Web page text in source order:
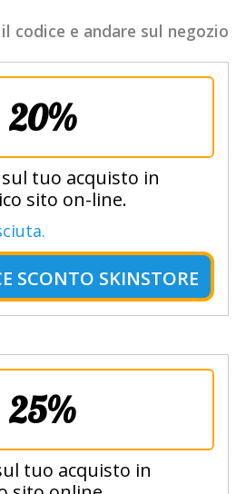
codice e andare sul negozio
20%
tuo acquisto in
sito on-line.
SCONTO SKINSTORE
25%
tuo acquisto in